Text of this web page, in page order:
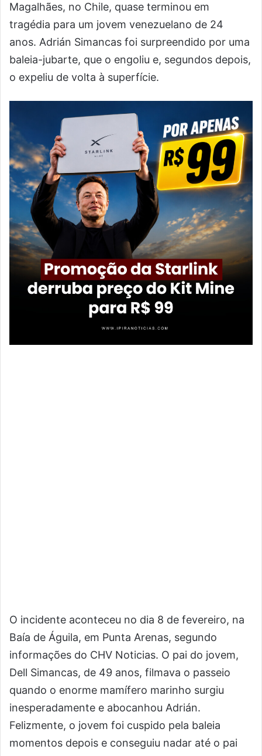
Magalhães, no Chile, quase terminou em
tragédia para um jovem venezuelano de 24
anos. Adrián Simancas foi surpreendido por uma
baleia-jubarte, que o engoliu e, segundos depois,
o expeliu de volta à superfície.
O incidente aconteceu no dia 8 de fevereiro, na
Baía de Águila, em Punta Arenas, segundo
informações do CHV Noticias. O pai do jovem,
Dell Simancas, de 49 anos, filmava o passeio
quando o enorme mamífero marinho surgiu
inesperadamente e abocanhou Adrián.
Felizmente, o jovem foi cuspido pela baleia
momentos depois e conseguiu nadar até o pai